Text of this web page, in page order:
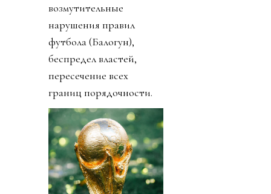
возмутительные
нарушения правил
футбола (Балогун),
беспредел властей,
пересечение всех
границ порядочности.